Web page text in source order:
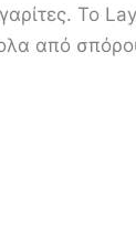
Το
από